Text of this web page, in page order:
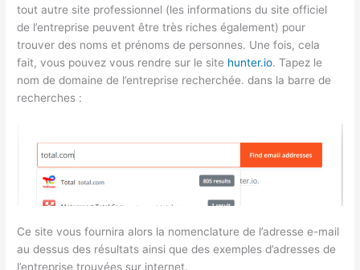
tout autre site professionnel (les informations du site officiel
de l’entreprise peuvent être très riches également) pour
trouver des noms et prénoms de personnes. Une fois, cela
fait, vous pouvez vous rendre sur le site hunter.io. Tapez le
nom de domaine de l’entreprise recherchée. dans la barre de
recherches :
Ce site vous fournira alors la nomenclature de l’adresse e-mail
au dessus des résultats ainsi que des exemples d’adresses de
l’entreprise trouvées sur internet.